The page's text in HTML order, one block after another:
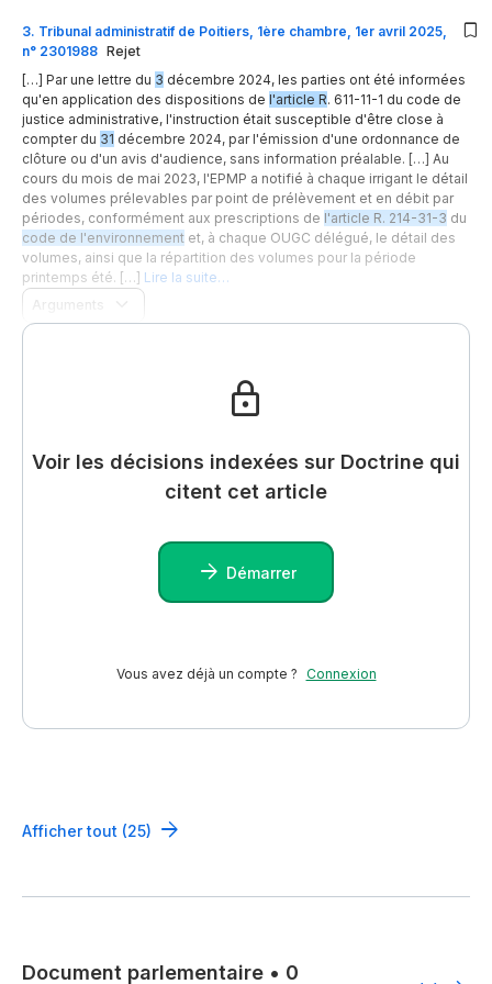
3. Tribunal administratif de Poitiers, 1ère chambre, 1er avril 2025,
n° 2301988 Rejet
[…] Par une lettre du 3 décembre 2024, les parties ont été informées
qu'en application des dispositions de l'article R. 611-11-1 du code de
justice administrative, l'instruction était susceptible d'être close à
compter du 31 décembre 2024, par l'émission d'une ordonnance de
clôture ou d'un avis d'audience, sans information préalable. […] Au
cours du mois de mai 2023, l'EPMP a notifié à chaque irrigant le détail
des volumes prélevables par point de prélèvement et en débit par
périodes, conformément aux prescriptions de l'article R. 214-31-3 du
code de l'environnement et, à chaque OUGC délégué, le détail des
volumes, ainsi que la répartition des volumes pour la période
printemps été. […] Lire la suite…
Arguments
Voir les décisions indexées sur Doctrine qui
citent cet article
Démarrer
Vous avez déjà un compte ? Connexion
Afficher tout (25)
Document parlementaire • 0